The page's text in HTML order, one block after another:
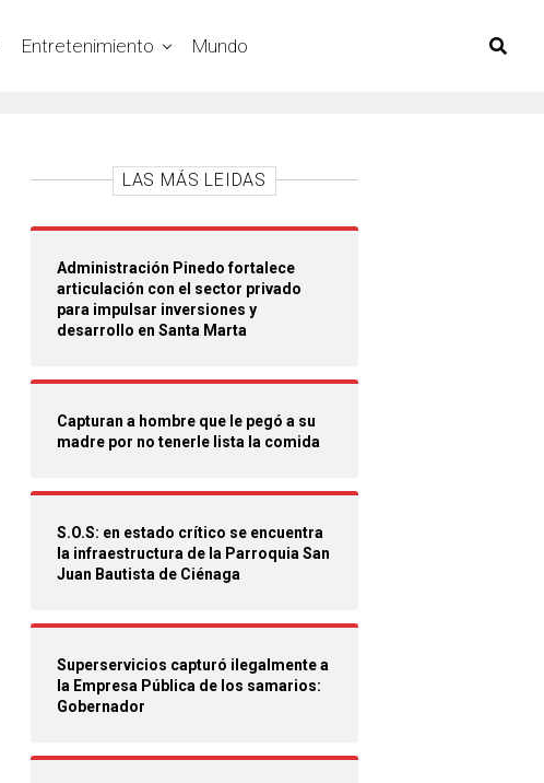
Entretenimiento Mundo
LAS MÁS LEIDAS
Administración Pinedo fortalece
articulación con el sector privado
para impulsar inversiones y
desarrollo en Santa Marta
Capturan a hombre que le pegó a su
madre por no tenerle lista la comida
S.O.S: en estado crítico se encuentra
la infraestructura de la Parroquia San
Juan Bautista de Ciénaga
Superservicios capturó ilegalmente a
la Empresa Pública de los samarios:
Gobernador